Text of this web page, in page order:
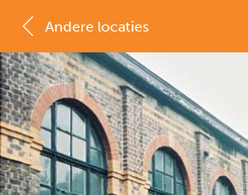
Andere locaties
MAP